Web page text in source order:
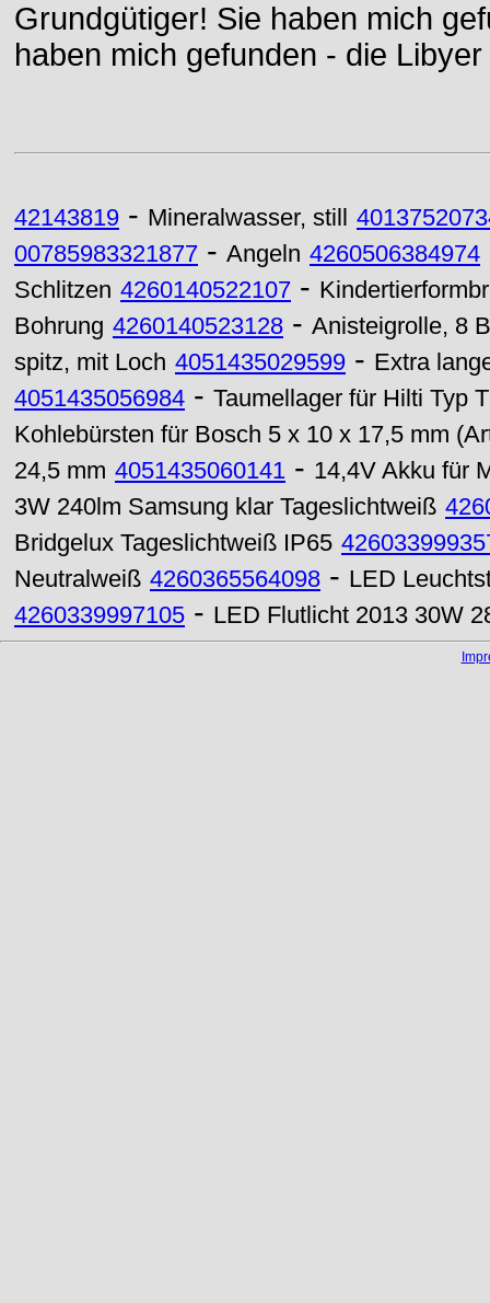
Grundgütiger! Sie haben mich
haben mich gefunden - die
42143819 - Mineralwasser, still
00785983321877 - Angeln 4260506384974
Schlitzen 4260140522107 -
Bohrung 4260140523128 - Anisteigrolle, 8
spitz, mit Loch 4051435029599 - Extra
4051435056984 - Taumellager für Hilti Typ
Kohlebürsten für Bosch 5 x 10 x 17,5 mm
24,5 mm 4051435060141 - 14,4V Akku für
3W 240lm Samsung klar Tageslichtweiß
Bridgelux Tageslichtweiß IP65
Neutralweiß 4260365564098 - LED
4260339997105 - LED Flutlicht 2013 30W